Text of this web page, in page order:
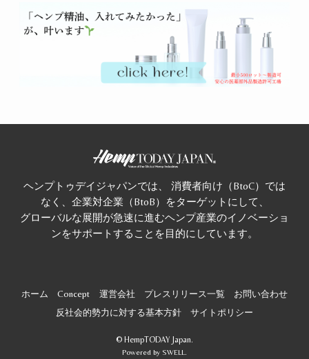
ヘンプトゥデイジャパンでは、 消費者向け（BtoC）では
なく、企業対企業（BtoB）をターゲットにして、
グローバルな展開が急速に進むヘンプ産業のイノベーショ
ンをサポートすることを目的にしています。
ホーム Concept 運営会社 プレスリリース一覧
お問い合わせ
反社会的勢力に対する基本方針
サイトポリシー
© HempTODAY Japan.
Powered by SWELL.